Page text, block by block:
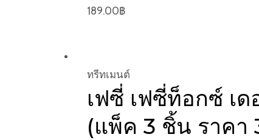
189.00฿
ทรีทเมนต์
เฟซี่ เฟซี่ท็อกซ์ เ
(แพ็ค 3 ชิ้น ราคา